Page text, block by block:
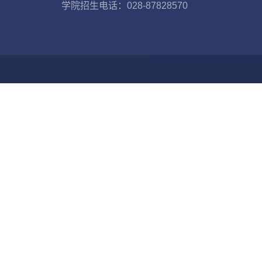
学院招生电话：028-87828570